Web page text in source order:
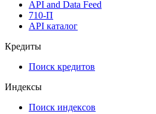
Мобильное приложение Cbonds
API
API and Data Feed
API каталог
Кредиты
Поиск кредитов